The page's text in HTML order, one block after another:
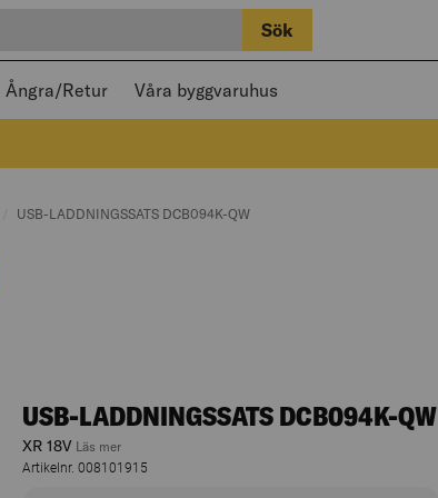
Sök
Ångra/Retur Våra byggvaruhus
CURRENT PAGE:
CURRENT PAGE:
USB-LADDNINGSSATS DCB094K-QW
USB-LADDNINGSSATS DCB094K-QW
XR 18V Läs mer
Artikelnr. 008101915